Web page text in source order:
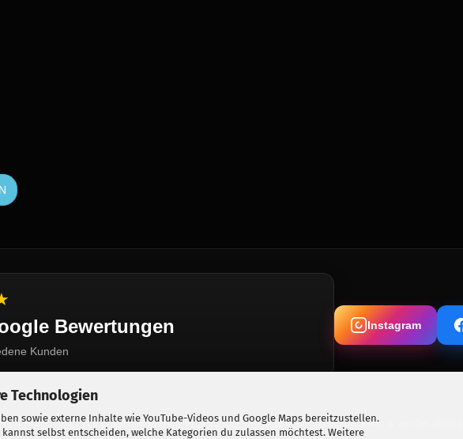
Technologien
sowie externe Inhalte wie YouTube-Videos und Google Maps bereitzustellen.
selbst entscheiden, welche Kategorien du zulassen möchtest. Weitere
Bewertungen
Kunden
Instagram
Berlin · Seit 2015 · Erlaubnis nach §7 SprengG · Feuerwerk online vorbestellen & vor Ort abholen